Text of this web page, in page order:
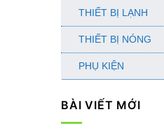
THIẾT BỊ LẠNH
THIẾT BỊ NÓNG
PHỤ KIỆN
BÀI VIẾT MỚI